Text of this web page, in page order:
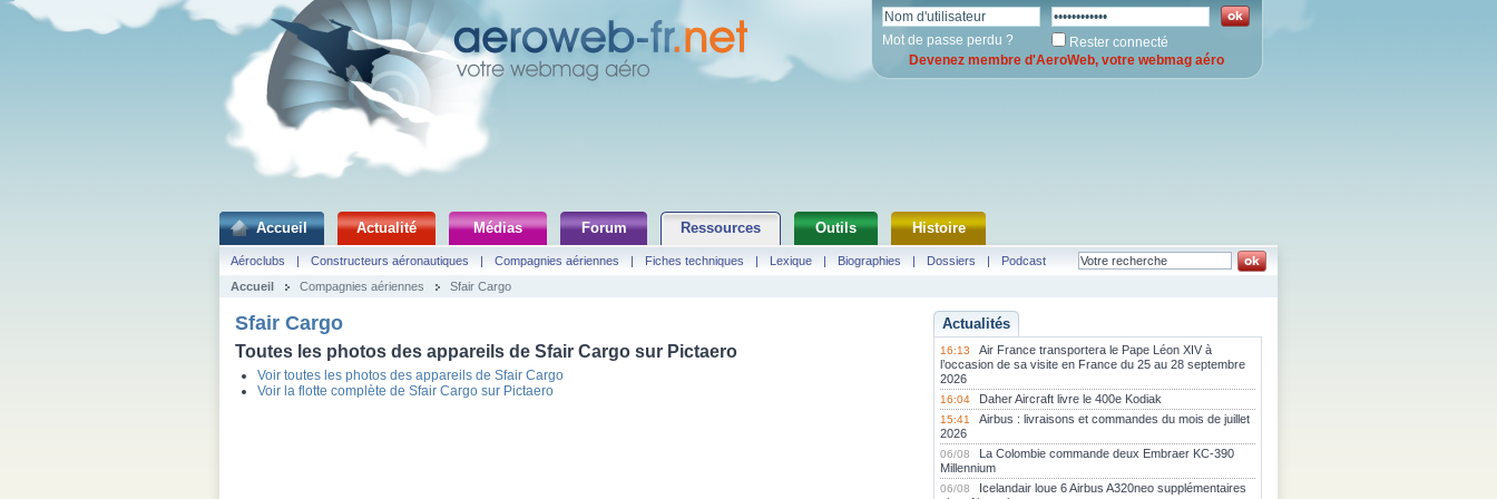
Mot de passe perdu ?
Rester connecté
Devenez membre d'AeroWeb, votre webmag aéro
Accueil Actualité Médias Forum Ressources Outils Histoire
Aéroclubs | Constructeurs aéronautiques | Compagnies aériennes | Fiches techniques | Lexique | Biographies | Dossiers |
Podcast
Accueil
Compagnies aériennes Sfair Cargo
Sfair Cargo
Toutes les photos des appareils de Sfair Cargo sur Pictaero
Voir toutes les photos des appareils de Sfair Cargo
Voir la flotte complète de Sfair Cargo sur Pictaero
Actualités
16:13
Air France transportera le Pape Léon XIV à
l’occasion de sa visite en France du 25 au 28 septembre
2026
16:04 Daher Aircraft livre le 400e Kodiak
15:41
Airbus : livraisons et commandes du mois de juillet
2026
06/08
La Colombie commande deux Embraer KC-390
Millennium
06/08
Icelandair loue 6 Airbus A320neo supplémentaires